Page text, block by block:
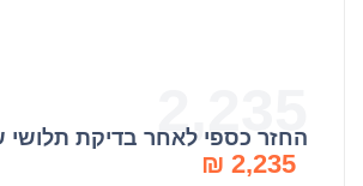
2,235
החזר כספי לאחר בדיקת תלושי
2,235 ₪